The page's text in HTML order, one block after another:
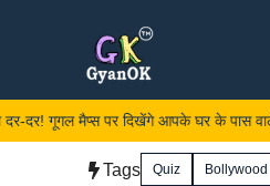
मैप्स पर दिखेंगे आपके घर के पास वाले
Tags Quiz Bollywood